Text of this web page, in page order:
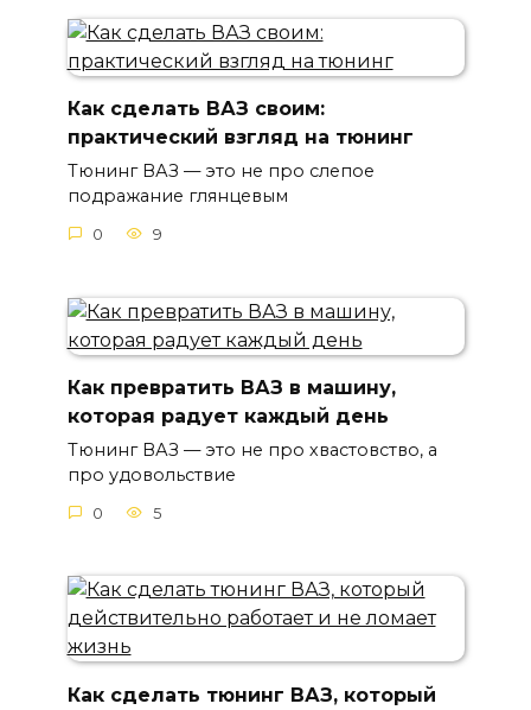
Как сделать ВАЗ своим:
практический взгляд на тюнинг
Тюнинг ВАЗ — это не про слепое
подражание глянцевым
0 9
Как превратить ВАЗ в машину,
которая радует каждый день
Тюнинг ВАЗ — это не про хвастовство, а
про удовольствие
0 5
Как сделать тюнинг ВАЗ, который